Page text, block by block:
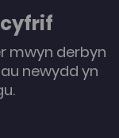
mwyn derbyn
newydd yn